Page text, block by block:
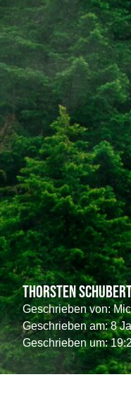
Thorsten
Geschrieben von:
Geschrieben am: 8
Geschrieben um: